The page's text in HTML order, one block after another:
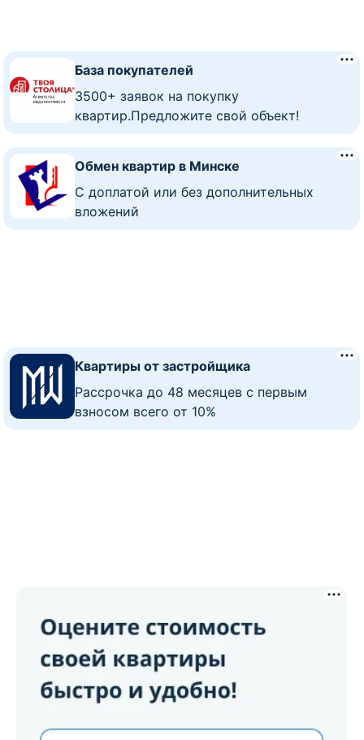
База покупателей
3500+ заявок на покупку
квартир.Предложите свой объект!
Обмен квартир в Минске
C доплатой или без дополнительных
вложений
Квартиры от застройщика
Рассрочка до 48 месяцев с первым
взносом всего от 10%